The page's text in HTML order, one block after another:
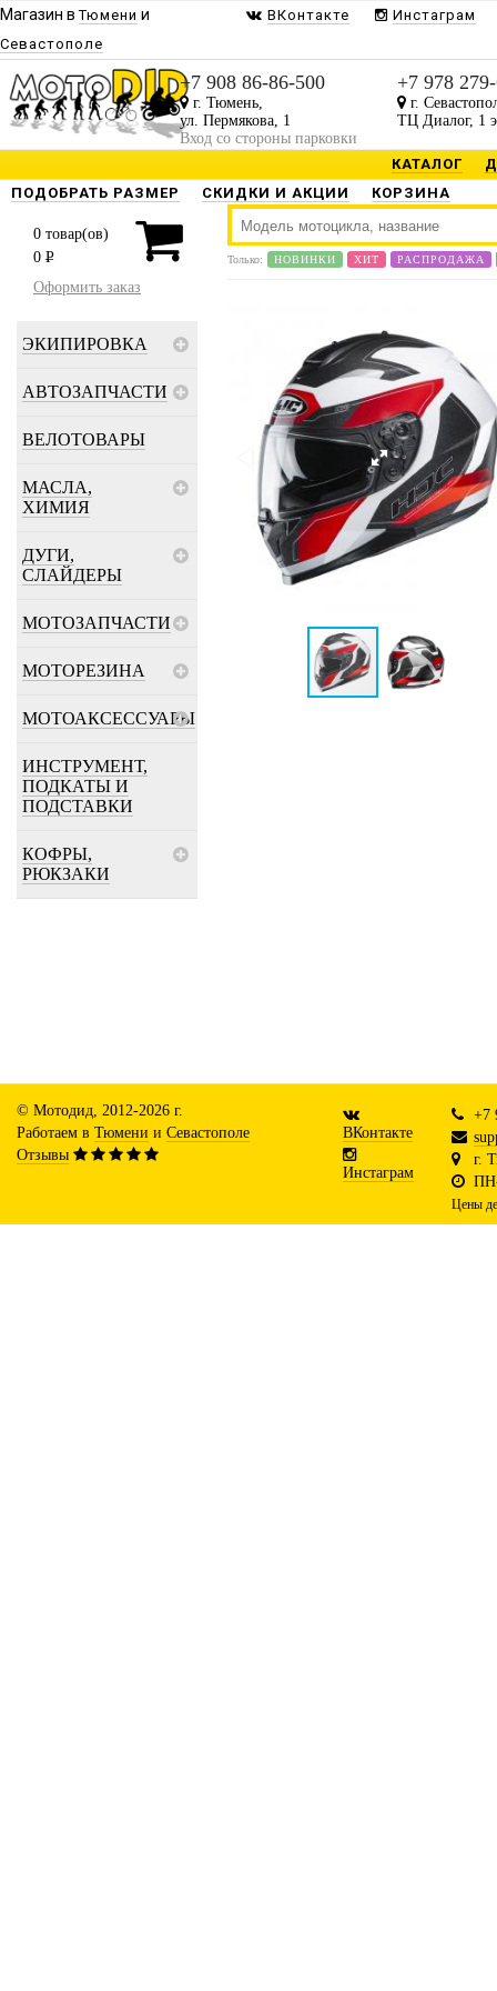
Магазин вТюмени и
Севастополе
ВКонтакте Инстаграм
+7 908 86-86-500
г. Тюмень,
ул. Пермякова, 1
Вход со стороны парковки
+7 978
г.
ТЦ Диалог, 1
КАТАЛОГ
ПОДОБРАТЬ РАЗМЕР
СКИДКИ И АКЦИИ КОРЗИНА
0 товар(ов)
0 P
Оформить заказ
ЭКИПИРОВКА
АВТОЗАПЧАСТИ
ВЕЛОТОВАРЫ
МАСЛА,
ХИМИЯ
ДУГИ,
СЛАЙДЕРЫ
МОТОЗАПЧАСТИ
МОТОРЕЗИНА
МОТОАКСЕССУАРЫ
ИНСТРУМЕНТ,
ПОДКАТЫ И
ПОДСТАВКИ
КОФРЫ,
РЮКЗАКИ
Только: НОВИНКИ ХИТ РАСПРОДАЖА
© Мотодид, 2012-2026 г.
Работаем в Тюмени и Севастополе
Отзывы
ВКонтакте
Инстаграм
+7
г.
Цены